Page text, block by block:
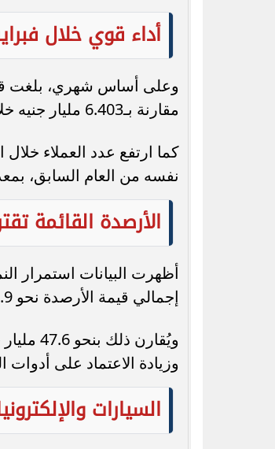
أداء قوي خلال فبراير
مقارنة بـ6.403 مليار جنيه خلال فبراير 2025، محققة نموًا بنسبة 43.8%.
نفسه من العام السابق، بمعدل
الأرصدة القائمة تقترب من 72
أظهرت البيانات استمرار
إجمالي قيمة الأرصدة نحو 71.9 مليار جنيه بنهاية فبراير 2026.
وزيادة الاعتماد على
السيارات